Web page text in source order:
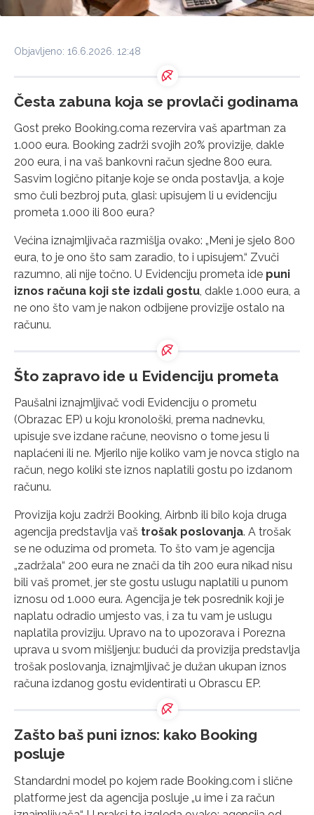
Objavljeno: 16.6.2026. 12:48
Česta zabuna koja se provlači godinama
Gost preko Booking.coma rezervira vaš apartman za
1.000 eura. Booking zadrži svojih 20% provizije, dakle
200 eura, i na vaš bankovni račun sjedne 800 eura.
Sasvim logično pitanje koje se onda postavlja, a koje
smo čuli bezbroj puta, glasi: upisujem li u evidenciju
prometa 1.000 ili 800 eura?
Većina iznajmljivača razmišlja ovako: „Meni je sjelo 800
eura, to je ono što sam zaradio, to i upisujem.“ Zvuči
razumno, ali nije točno. U Evidenciju prometa ide puni
iznos računa koji ste izdali gostu, dakle 1.000 eura, a
ne ono što vam je nakon odbijene provizije ostalo na
računu.
Što zapravo ide u Evidenciju prometa
Paušalni iznajmljivač vodi Evidenciju o prometu
(Obrazac EP) u koju kronološki, prema nadnevku,
upisuje sve izdane račune, neovisno o tome jesu li
naplaćeni ili ne. Mjerilo nije koliko vam je novca stiglo na
račun, nego koliki ste iznos naplatili gostu po izdanom
računu.
Provizija koju zadrži Booking, Airbnb ili bilo koja druga
agencija predstavlja vaš trošak poslovanja. A trošak
se ne oduzima od prometa. To što vam je agencija
„zadržala“ 200 eura ne znači da tih 200 eura nikad nisu
bili vaš promet, jer ste gostu uslugu naplatili u punom
iznosu od 1.000 eura. Agencija je tek posrednik koji je
naplatu odradio umjesto vas, i za tu vam je uslugu
naplatila proviziju. Upravo na to upozorava i Porezna
uprava u svom mišljenju: budući da provizija predstavlja
trošak poslovanja, iznajmljivač je dužan ukupan iznos
računa izdanog gostu evidentirati u Obrascu EP.
Zašto baš puni iznos: kako Booking
posluje
Standardni model po kojem rade Booking.com i slične
platforme jest da agencija posluje „u ime i za račun